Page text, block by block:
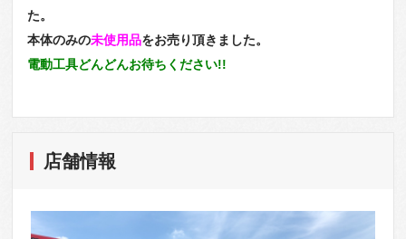
た。
本体のみの未使用品をお売り頂きました。
電動工具どんどんお待ちください!!
店舗情報